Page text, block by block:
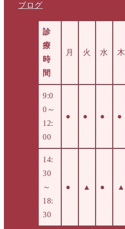
ブログ
診
療
時
間
月 火 水 木
9:0
0～
12:
00
● ● ● ●
14:
30
～
18:
30
● ▲ ● ▲